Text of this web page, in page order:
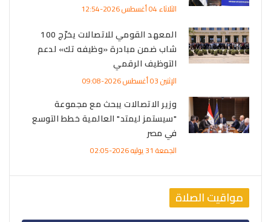
الثلاثاء 04 أغسطس 2026-12:54
المعهد القومي للاتصالات يخرّج 100
شاب ضمن مبادرة «وظيفه تك» لدعم
التوظيف الرقمي
الإثنين 03 أغسطس 2026-09:08
وزير الاتصالات يبحث مع مجموعة
"سيستمز ليمتد" العالمية خطط التوسع
في مصر
الجمعة 31 يوليه 2026-02:05
مواقيت الصلاة